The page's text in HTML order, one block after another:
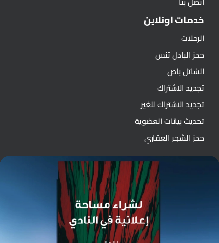
خدمات اونلاين
الرحلات
حجز البادل تنس
الشاتل باص
تجديد الاشتراك
تجديد الاشتراك للغير
تحديث بيانات العضوية
حجز الشهر العقاري